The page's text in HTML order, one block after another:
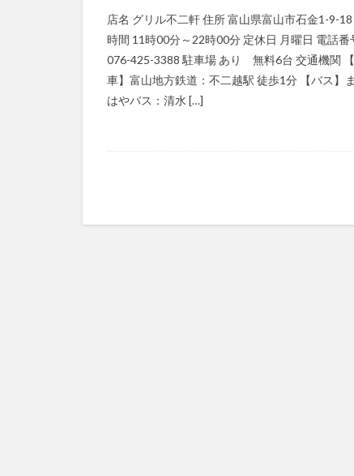
店名 グリル不二軒 住所 富山県富山市石金1-9-
時間 11時00分～22時00分 定休日 月曜日 電話番
076-425-3388 駐車場 あり 無料6台 交通機関
車】富山地方鉄道：不二越駅 徒歩1分 【バス】
はやバス：清水 […]